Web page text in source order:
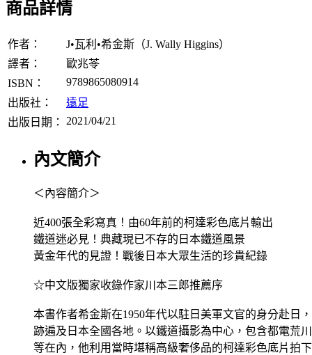
商品詳情
作者：
J•瓦利•希金斯（J. Wally Higgins）
譯者：
歐兆苓
ISBN：
9789865080914
出版社：
遠足
出版日期：
2021/04/21
內文簡介
＜內容簡介＞
近400張全彩寫真！由60年前的柯達彩色底片輸出
鐵道迷必見！典藏現已不存的日本鐵道風景
黃金年代的見證！戰後日本大眾生活的珍貴紀錄
☆中文版獨家收錄作家川本三郎推薦序
本書作者希金斯在1950年代以駐日美軍文官的身分赴日
跡遍及日本全國各地。以鐵道攝影為中心，包含都電荒
等在內，他利用當時堪稱高級奢侈品的柯達彩色底片拍